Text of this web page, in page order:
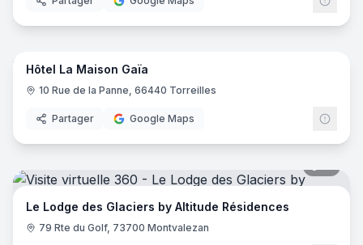
23
Hôtel La Maison Gaïa
10 Rue de la Panne, 66440 Torreilles
Partager Google Maps
Le Lodge des Glaciers by Altitude Résidences
79 Rte du Golf, 73700 Montvalezan